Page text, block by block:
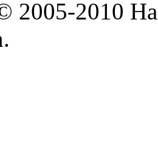
2005-2010